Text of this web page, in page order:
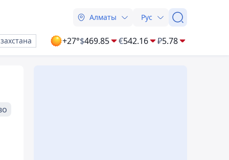
Алматы Рус
+27°$469.85 €542.16 ₽5.78